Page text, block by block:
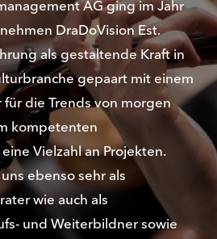
AG ging im Jahr
DraDoVision Est.
als gestaltende Kraft in
gepaart mit einem
die Trends von morgen
kompetenten
Vielzahl an Projekten.
ebenso sehr als
wie auch als
und Weiterbildner sowie